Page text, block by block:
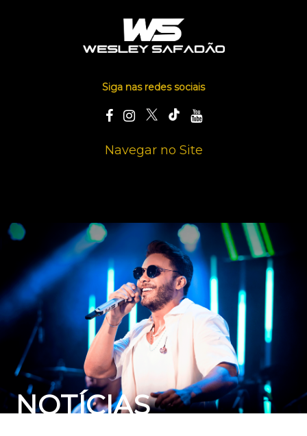
Siga nas redes sociais
Navegar no Site
NOTÍCIAS